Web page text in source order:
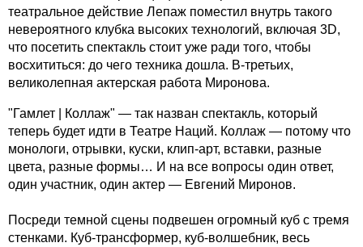
театральное действие Лепаж поместил внутрь такого
невероятного клубка высоких технологий, включая 3D,
что посетить спектакль стоит уже ради того, чтобы
восхититься: до чего техника дошла. В-третьих,
великолепная актерская работа Миронова.
"Гамлет | Коллаж" — так назван спектакль, который
теперь будет идти в Театре Наций. Коллаж — потому что
монологи, отрывки, куски, клип-арт, вставки, разные
цвета, разные формы… И на все вопросы один ответ,
один участник, один актер — Евгений Миронов.
Посреди темной сцены подвешен огромный куб с тремя
стенками. Куб-трансформер, куб-волшебник, весь